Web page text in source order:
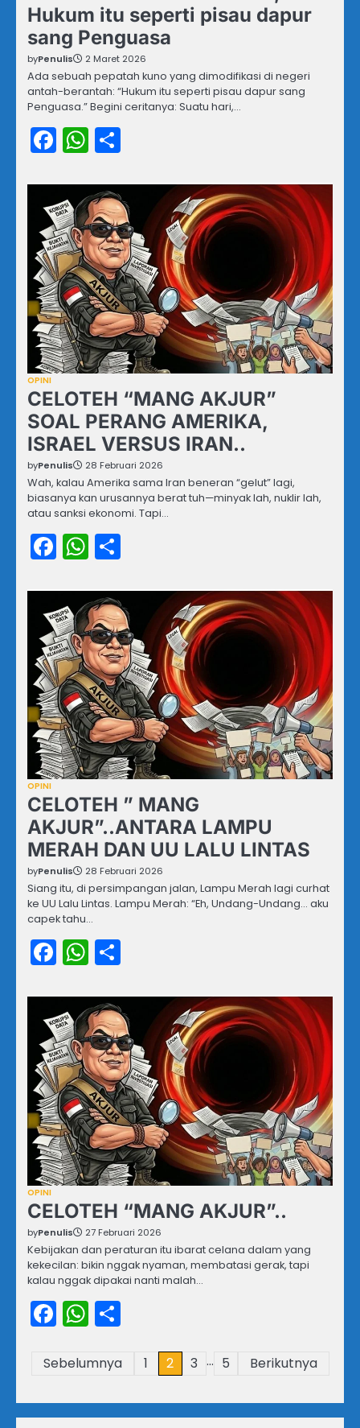
Hukum itu seperti pisau dapur
sang Penguasa
byPenulis 2 Maret 2026
Ada sebuah pepatah kuno yang dimodifikasi di negeri
antah-berantah: “Hukum itu seperti pisau dapur sang
Penguasa.” Begini ceritanya: Suatu hari,…
Facebook
WhatsApp
OPINI
CELOTEH “MANG AKJUR”
SOAL PERANG AMERIKA,
ISRAEL VERSUS IRAN..
byPenulis 28 Februari 2026
Wah, kalau Amerika sama Iran beneran “gelut” lagi,
biasanya kan urusannya berat tuh—minyak lah, nuklir lah,
atau sanksi ekonomi. Tapi…
Facebook
WhatsApp
OPINI
CELOTEH ” MANG
AKJUR”..ANTARA LAMPU
MERAH DAN UU LALU LINTAS
byPenulis 28 Februari 2026
Siang itu, di persimpangan jalan, Lampu Merah lagi curhat
ke UU Lalu Lintas. Lampu Merah: “Eh, Undang-Undang… aku
capek tahu…
Facebook
WhatsApp
OPINI
CELOTEH “MANG AKJUR”..
byPenulis 27 Februari 2026
Kebijakan dan peraturan itu ibarat celana dalam yang
kekecilan: bikin nggak nyaman, membatasi gerak, tapi
kalau nggak dipakai nanti malah…
Facebook
WhatsApp
Paginasi
Sebelumnya 1 2 3 … 5 Berikutnya